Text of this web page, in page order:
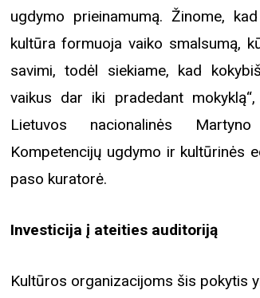
ugdymo prieinamumą. Žinome,
kultūra formuoja vaiko smalsumą,
savimi, todėl siekiame, kad
vaikus dar iki pradedant
Lietuvos nacionalinės
Kompetencijų ugdymo ir kultūrinės
paso kuratorė.
Investicija į ateities auditoriją
Kultūros organizacijoms šis pokytis